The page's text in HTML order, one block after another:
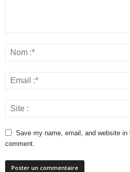
Save my name, email, and website
comment.